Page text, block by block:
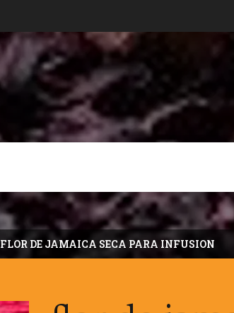
FLOR DE JAMAICA SECA PARA INFUSION